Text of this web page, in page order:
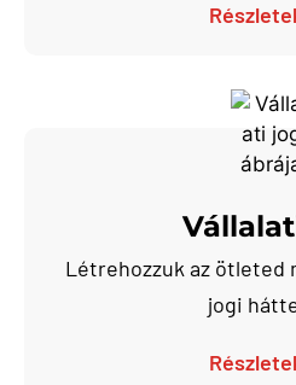
Létrehozzuk az ötleted
jogi